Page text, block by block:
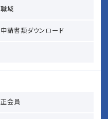
職域
申請書類ダウンロード
正会員